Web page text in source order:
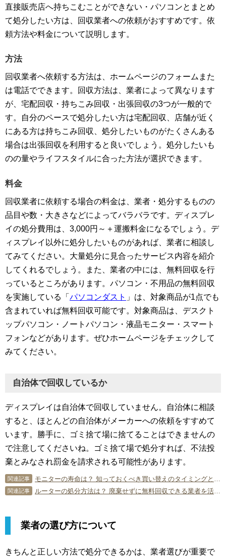
直接販売店へ持ちこむことができない・パソコンとまとめ
て処分したい方は、回収業者への依頼がおすすめです。依
頼方法や料金について説明します。
方法
回収業者へ依頼する方法は、ホームページのフォームまた
は電話でできます。回収方法は、業者によって異なります
が、宅配回収・持ちこみ回収・出張回収の3つが一般的で
す。自分のペースで処分したい方は宅配回収、店舗が近く
にある方は持ちこみ回収、処分したいものがたくさんある
場合は出張回収を利用すると良いでしょう。処分したいも
のの量やライフスタイルに合った方法が選択できます。
料金
回収業者に依頼する場合の料金は、業者・処分するものの
品目や数・大きさなどによってバラバラです。ディスプレ
イの処分費用は、3,000円～＋運搬料金になるでしょう。デ
ィスプレイ以外に処分したいものがあれば、業者に相談し
てみてください。大量処分に見合ったサービス内容を紹介
してくれるでしょう。また、業者の中には、無料回収を行
っているところがあります。パソコン・不用品の無料回収
を実施している「 パソコンダスト 」は、対象商品が1点でも
含まれていれば無料回収可能です。対象商品は、デスクト
ップパソコン・ノートパソコン・液晶モニター・スマート
フォンなどがあります。ぜひホームページをチェックして
みてください。
自治体で回収しているか
ディスプレイは自治体で回収していません。自治体に相談
すると、ほとんどの自治体がメーカーへの依頼をすすめて
います。勝手に、ゴミ捨て場に捨てることはできませんの
で注意してくださいね。ゴミ捨て場で処分すれば、不法投
棄とみなされ罰金を請求される可能性があります。
関連記事
関連記事
業者の選び方について
きちんと正しい方法で処分できるかは、業者選びが重要で